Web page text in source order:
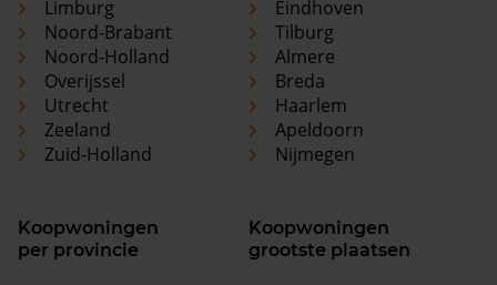
Limburg
Noord-Brabant
Noord-Holland
Overijssel
Utrecht
Zeeland
Zuid-Holland
Eindhoven
Tilburg
Almere
Breda
Haarlem
Apeldoorn
Nijmegen
Koopwoningen
per provincie
Koopwoningen
grootste plaatsen